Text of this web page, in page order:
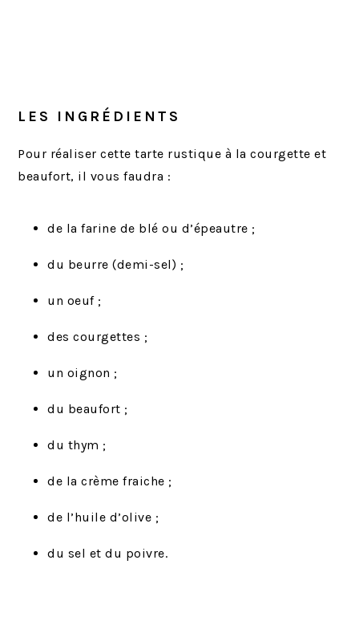
LES INGRÉDIENTS
Pour réaliser cette tarte rustique à la courgette et
beaufort, il vous faudra :
de la farine de blé ou d’épeautre ;
du beurre (demi-sel) ;
un oeuf ;
des courgettes ;
un oignon ;
du beaufort ;
du thym ;
de la crème fraiche ;
de l’huile d’olive ;
du sel et du poivre.